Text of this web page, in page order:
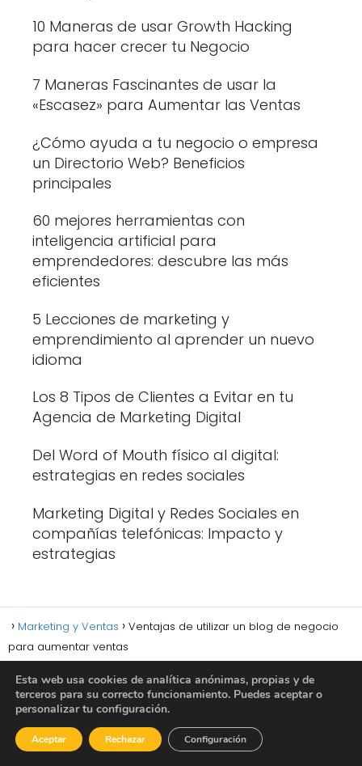
10 Maneras de usar Growth Hacking
para hacer crecer tu Negocio
7 Maneras Fascinantes de usar la
«Escasez» para Aumentar las Ventas
¿Cómo ayuda a tu negocio o empresa
un Directorio Web? Beneficios
principales
60 mejores herramientas con
inteligencia artificial para
emprendedores: descubre las más
eficientes
5 Lecciones de marketing y
emprendimiento al aprender un nuevo
idioma
Los 8 Tipos de Clientes a Evitar en tu
Agencia de Marketing Digital
Del Word of Mouth físico al digital:
estrategias en redes sociales
Marketing Digital y Redes Sociales en
compañías telefónicas: Impacto y
estrategias
Marketing y Ventas
Ventajas de utilizar un blog de negocio
para aumentar ventas
Política de privacidad Política de cookies
Sobre nosotros
Contacto
Esta web usa cookies de analítica anónimas, propias y de
terceros para su correcto funcionamiento. Puedes aceptar o
personalizar tu configuración.
Aceptar Rechazar Configuración